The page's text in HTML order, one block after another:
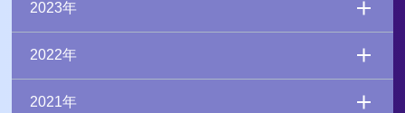
2023年
2022年
2021年